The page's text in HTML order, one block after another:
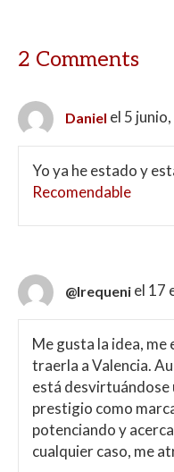
2 Comments
Daniel el 5
Yo ya he estado y
Recomendable
@lrequeni el 17
Me gusta la idea,
traerla a Valencia.
está desvirtuándose
prestigio como
potenciando y
cualquier caso, me